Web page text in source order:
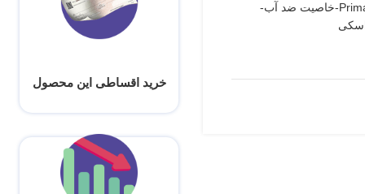
چرم بز-جنس آستر 100٪ پلی استر -عایق الیاف Primalof-خاصیت ضد آب-
خرید اقساطی این محصول